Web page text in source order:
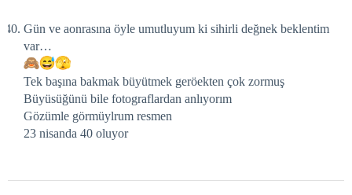
Gün ve aonrasına öyle umutluyum ki sihirli değnek beklentim
var…
Tek başına bakmak büyütmek geröekten çok zormuş
Büyüsüğünü bile fotograflardan anlıyorım
Gözümle görmüylrum resmen
23 nisanda 40 oluyor